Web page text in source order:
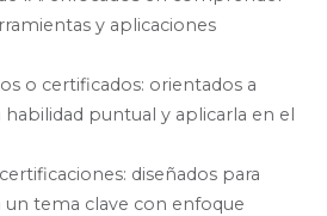
y aplicaciones
o certificados: orientados a
habilidad puntual y aplicarla en el
diseñados para
tema clave con enfoque